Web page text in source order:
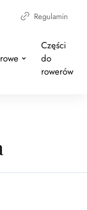
Regulamin
Części
do
rowerów